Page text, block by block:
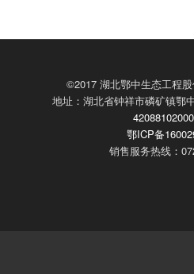
©2017 湖北鄂中生态工程
地址：湖北省钟祥市磷矿镇鄂
鄂ICP备
销售服务热线：